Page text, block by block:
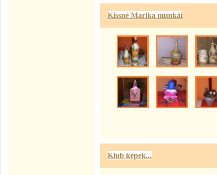
Kissné Marika munkái
Klub képek...